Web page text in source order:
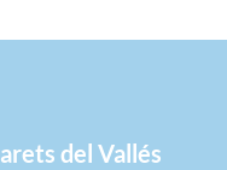
del Vallés